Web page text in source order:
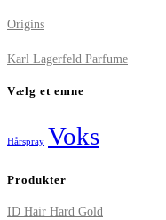
Origins
Karl Lagerfeld Parfume
Vælg et emne
Hårspray Voks
Produkter
ID Hair Hard Gold